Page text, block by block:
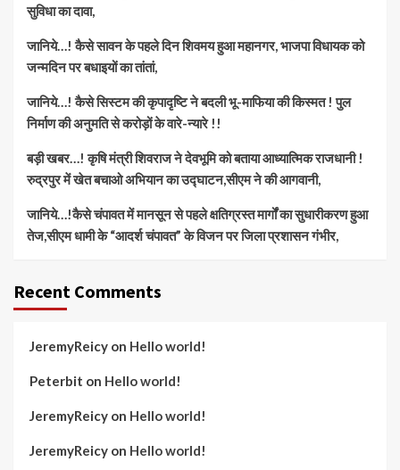
सुविधा का दावा,
जानिये…! कैसे सावन के पहले दिन शिवमय हुआ महानगर, भाजपा विधायक को
जन्मदिन पर बधाइयों का तांतां,
जानिये…! कैसे सिस्टम की कृपादृष्टि ने बदली भू-माफिया की किस्मत ! पुल
निर्माण की अनुमति से करोड़ों के वारे-न्यारे !!
बड़ी खबर…! कृषि मंत्री शिवराज ने देवभूमि को बताया आध्यात्मिक राजधानी !
रुद्रपुर में खेत बचाओ अभियान का उद्घाटन,सीएम ने की आगवानी,
जानिये…!कैसे चंपावत में मानसून से पहले क्षतिग्रस्त मार्गों का सुधारीकरण हुआ
तेज,सीएम धामी के “आदर्श चंपावत” के विजन पर जिला प्रशासन गंभीर,
Recent Comments
JeremyReicy on Hello world!
Peterbit on Hello world!
JeremyReicy on Hello world!
JeremyReicy on Hello world!